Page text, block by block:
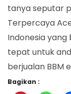
tanya seputar
Terpercaya
Indonesia
tepat untuk
berjualan BBM
Bagikan :